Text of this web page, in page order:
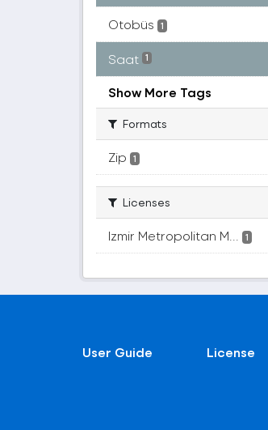
Otobüs 1
Saat 1
Show More Tags
Formats
Zip 1
Licenses
Izmir Metropolitan M... 1
User Guide License